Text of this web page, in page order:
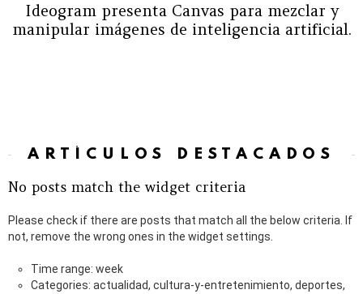
Ideogram presenta Canvas para mezclar y
manipular imágenes de inteligencia artificial.
ARTÍCULOS DESTACADOS
No posts match the widget criteria
Please check if there are posts that match all the below criteria. If
not, remove the wrong ones in the widget settings.
Time range: week
Categories: actualidad, cultura-y-entretenimiento, deportes,